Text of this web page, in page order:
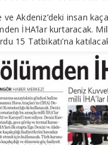
Akdeniz’deki insan
İHA’lar kurtaracak.
15 Tatbikatı’na